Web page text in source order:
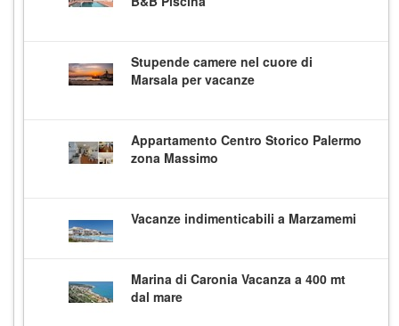
Stupende camere nel cuore di
Marsala per vacanze
Appartamento Centro Storico Palermo
zona Massimo
Vacanze indimenticabili a Marzamemi
Marina di Caronia Vacanza a 400 mt
dal mare